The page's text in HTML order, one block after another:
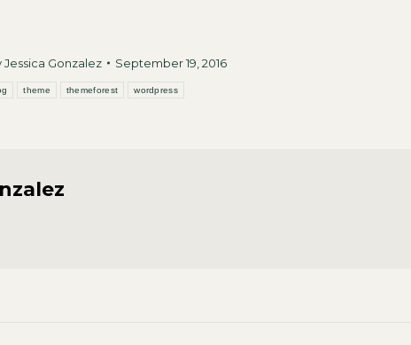
Jessica Gonzalez
September 19, 2016
theme themeforest wordpress